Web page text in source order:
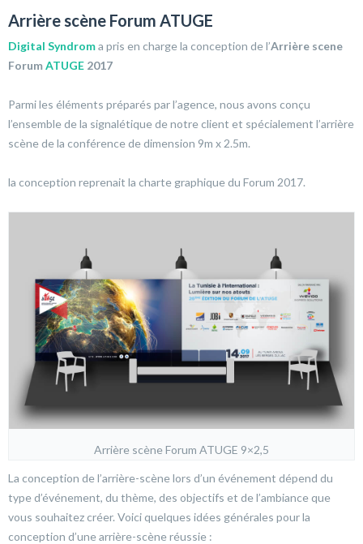
Arrière scène Forum ATUGE
Digital Syndroma pris en charge la conception de l’Arrière scene
ForumATUGE 2017
Parmi les éléments préparés par l’agence, nous avons conçu
l’ensemble de la signalétique de notre client et spécialement l’arrière
scène de la conférence de dimension 9m x 2.5m.
la conception reprenait la charte graphique du Forum 2017.
Arrière scène Forum ATUGE 9×2,5
La conception de l’arrière-scène lors d’un événement dépend du
type d’événement, du thème, des objectifs et de l’ambiance que
vous souhaitez créer. Voici quelques idées générales pour la
conception d’une arrière-scène réussie :